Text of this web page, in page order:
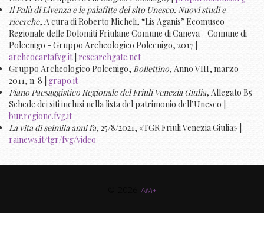
Il Palù di Livenza e le palafitte del sito Unesco: Nuovi studi e
ricerche, A cura di Roberto Micheli, “Lis Aganis” Ecomuseo
Regionale delle Dolomiti Friulane Comune di Caneva - Comune di
Polcenigo - Gruppo Archeologico Polcenigo, 2017 |
archeocartafvg.it| researchgate.net
Gruppo Archeologico Polcenigo, Bollettino, Anno VIII, marzo
2011, n. 8 | grapo.it
Piano Paesaggistico Regionale del Friuli Venezia Giulia, Allegato B5
Schede dei siti inclusi nella lista del patrimonio dell’Unesco |
bur.regione.fvg.it
La vita di seimila anni fa, 25/8/2021, «TGR Friuli Venezia Giulia» |
rainews.it/tgr/fvg/video
am+